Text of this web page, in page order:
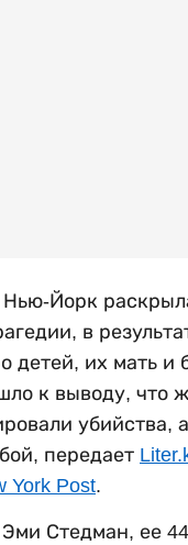
Йорк
в
детей, их мать и
к выводу, что
убийства,
передает
York Post.
Стедман, ее